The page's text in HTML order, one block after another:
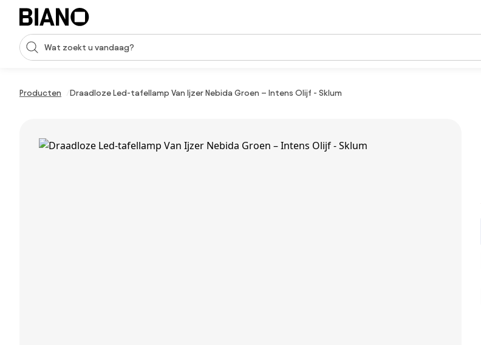
Navigatie overslaan, naar inhoud springen
Zoekopdracht invoeren
Producten Draadloze Led-tafellamp Van Ijzer Nebida Groen – Intens Olijf - Sklum